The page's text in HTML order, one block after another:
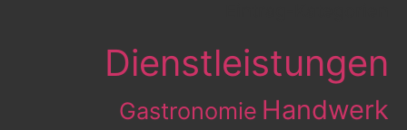
Dienstleistungen
Gastronomie Handwerk